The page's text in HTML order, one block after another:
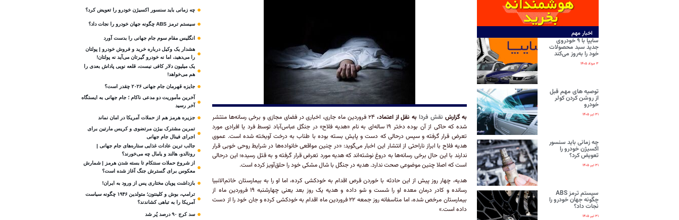
اخبار مهم
سایپا با ۹ خودروی
جدید سبد محصولات
خود را به‌روز می‌کند
۳ مرداد ۱۴۰۵
توصیه های مهم قبل
از روشن کردن کولر
خودرو
۳۱ تیر ۱۴۰۵
چه زمانی باید سنسور
اکسیژن خودرو را
تعویض کرد؟
۳۱ تیر ۱۴۰۵
سیستم ترمز ABS
چگونه جهان خودرو را
نجات داد؟
۳۱ تیر ۱۴۰۵
به گزارش نقش فردابه نقل از اعتماد،
۲۴ فروردین ماه جاری، اخباری در فضای مجازی و برخی رسانه‌ها منتشر
شده که حاکی از آن بوده دختر ۱۹ ساله‌ای به نام «هدیه فلاح» در جنگل عباس‌آباد توسط فرد یا افرادی مورد
تعرض قرار گرفته و سپس درحالی که دست و پایش بسته بوده با طناب به درخت آویخته شده است. عموی
هدیه فلاح با ابراز ناراحتی از انتشار این اخبار می‌گوید: «در چنین مواقعی خانواده‌ها در شرایط روحی خوبی قرار
ندارند با این حال برخی رسانه‌ها به دروغ نوشته‌اند که هدیه مورد تعرض قرار گرفته و به قتل رسیده؛ این درحالی
است که اصلا چنین موضوعی صحت ندارد. هدیه در جنگل با شال مشکی خود را حلق‌آویز کرده است.
هدیه، چهار روز پیش از این حادثه با خوردن قرص اقدام به خودکشی کرده، اما او را به بیمارستان خاتم‌الانبیا
رسانده و کادر درمان معده او را شست و شو داده و هدیه یک روز بعد یعنی چهارشنبه ۱۹ فروردین ماه از
بیمارستان مرخص شده، اما متاسفانه روز جمعه ۲۲ فروردین ماه اقدام به خودکشی کرده و جان خود را از دست
داده است.»
چه زمانی باید سنسور اکسیژن خودرو را تعویض کرد؟
سیستم ترمز ABS چگونه جهان خودرو را نجات داد؟
انگلیس مقام سوم جام‌ جهانی را بدست آورد
هشدار یک وکیل درباره خرید و فروش خودرو | پولتان
را می‌دهید، اما نه خودرو گیرتان می‌آید نه پولتان!
یک میلیون دلار کافی نیست، قلعه‌ نویی پاداش بعدی را
هم می‌خواهد!
جایزه قهرمان جام جهانی ۲۰۲۶ چقدر است؟
آخرین مأموریت دو مدعی ناکام ؛ جام جهانی به ایستگاه
آخر رسید
جزیره هرمز هم از حملات آمریکا در امان نماند
تمرین مشترک بیژن مرتضوی و کریس مارتین برای
اجرای فینال جام جهانی
جالب ترین عادات غذایی ستاره‌های جام جهانی |
رونالدو، هالند و یامال چه می‌خورند؟
از شروع حملات سنتکام تا بسته شدن هرمز | شمارش
معکوس برای گسترش جنگ آغاز شده است؟
بازداشت پویان مختاری پس از ورود به ایران!
ترامپ، بوش و کلینتون؛ متولدین ۱۹۴۶ چگونه سیاست
آمریکا را به تباهی کشاندند؟
سد کرج ۹۰ درصد پُر شد